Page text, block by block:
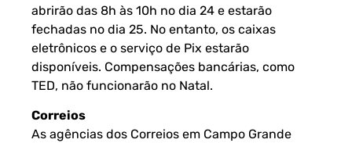
abrirão das 8h às 10h no dia 24 e estarão
fechadas no dia 25. No entanto, os caixas
eletrônicos e o serviço de Pix estarão
disponíveis. Compensações bancárias, como
TED, não funcionarão no Natal.
Correios
As agências dos Correios em Campo Grande